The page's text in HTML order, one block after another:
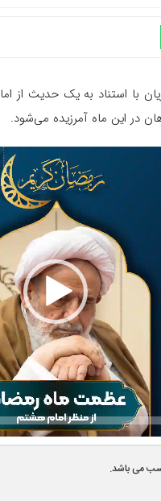
با استناد به یک حدیث از
در این ماه آمرزیده می‌شود.
می باشد.